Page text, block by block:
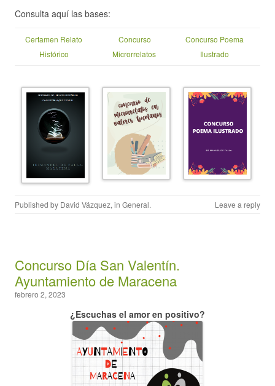
Consulta aquí las bases:
Certamen Relato
Histórico
Concurso
Microrrelatos
Concurso Poema
Ilustrado
Published by David Vázquez, in General. Leave a reply
Concurso Día San Valentín.
Ayuntamiento de Maracena
febrero 2, 2023
¿Escuchas el amor en positivo?